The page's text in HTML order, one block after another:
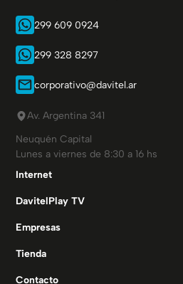
299 609 0924
299 328 8297
corporativo@davitel.ar
Av. Argentina 341
Neuquén Capital
Lunes a viernes de 8:30 a 16 hs
Internet
DavitelPlay TV
Empresas
Tienda
Contacto